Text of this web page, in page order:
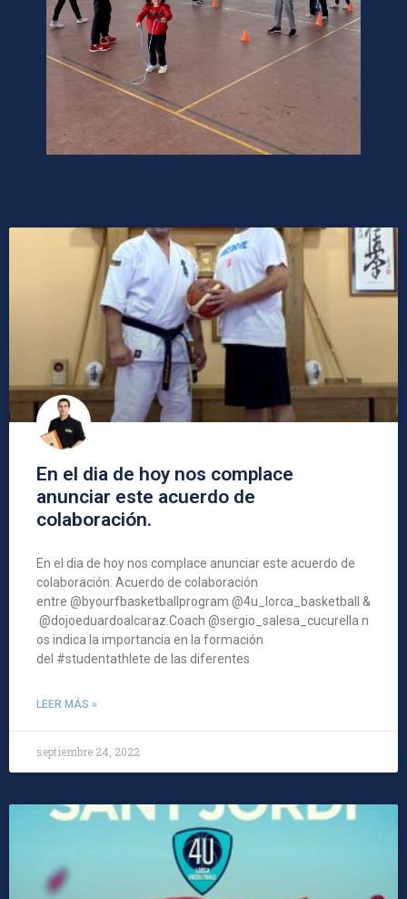
En el dia de hoy nos complace
anunciar este acuerdo de
colaboración.
En el dia de hoy nos complace anunciar este acuerdo de
colaboración. Acuerdo de colaboración
entre @byourfbasketballprogram @4u_lorca_basketball &
@dojoeduardoalcaraz.Coach @sergio_salesa_cucurella n
os indica la importancia en la formación
del #studentathlete de las diferentes
LEER MÁS »
septiembre 24, 2022